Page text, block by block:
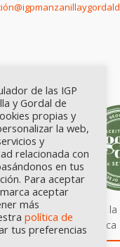
por Origen. Sellos de
Geográfica
de las IGP
y Gordal de
propias y
la web,
y
relacionada con
en tus
Para aceptar
aceptar
más
política de
tus preferencias